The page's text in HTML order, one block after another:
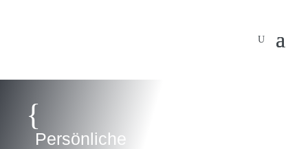
{
Persönliche